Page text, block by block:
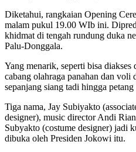
Diketahui, rangkaian Opening
malam pukul 19.00 WIb ini.
khidmat di tengah rundung duka
Palu-Donggala.
Yang menarik, seperti bisa
cabang olahraga panahan dan voli
sepanjang siang tadi hingga
Tiga nama, Jay Subiyakto
designer), music director Andi
Subyakto (costume designer) jadi
dibuka oleh Presiden Jokowi itu.